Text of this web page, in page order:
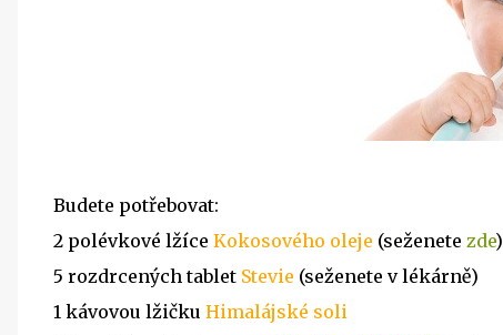
Budete potřebovat:
2 polévkové lžíce Kokosového oleje (seženete zde)
5 rozdrcených tablet Stevie (seženete v lékárně)
1 kávovou lžičku Himalájské soli